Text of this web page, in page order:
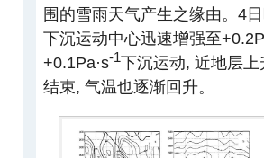
围的雪雨天气产生之缘由。4
下沉运动中心迅速增强至
+0.1Pa·s-1下沉运动, 近地层
结束, 气温也逐渐回升。